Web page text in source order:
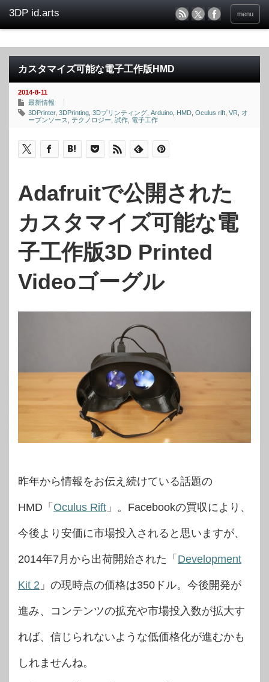
menu
カスタマイズ可能な電子工作版HMD
2014-8-11
最新情報
3DPrinter, 3DPrinting 3Dプリンティング Arduino HMD Oculus rift VR
オ
ープンソース
テクノロジー 試作 電子工作
Adafruitで公開された
カスタマイズ可能な電
子工作版3D Printed
Videoゴーグル
昨年から情報をお伝え続けている話題の
HMD「 Oculus Rift 」。Facebookの買収により、
今後より安価に市場投入されると思いますが、
2014年7月から出荷開始された「 Development
Kit 2 」の現時点の価格は350ドル。今後開発が
進み、コンテンツの拡充や市場投入数が拡大す
れば、信じられないような低価格化が進むかも
しれませんね。